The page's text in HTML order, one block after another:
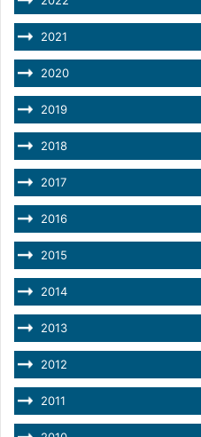
2021
2020
2019
2018
2017
2016
2015
2014
2013
2012
2011